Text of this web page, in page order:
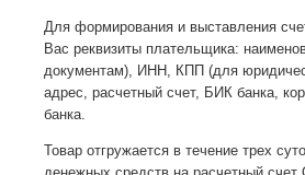
Для формирования и выставления
Вас реквизиты плательщика:
документам), ИНН, КПП (для
адрес, расчетный счет, БИК банка,
банка.
Товар отгружается в течение трех
денежных средств на расчетный